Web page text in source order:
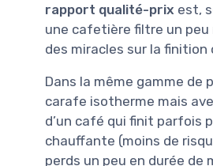
rapport qualité-prix est,
une cafetière filtre un
des miracles sur la
Dans la même gamme
carafe isotherme mais
d’un café qui finit parfois
chauffante (moins de
perds un peu en durée